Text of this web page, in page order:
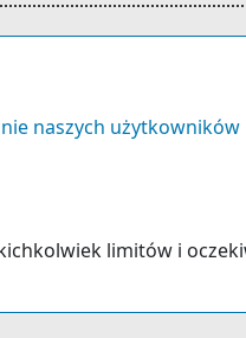
naszych użytkowników
limitów i